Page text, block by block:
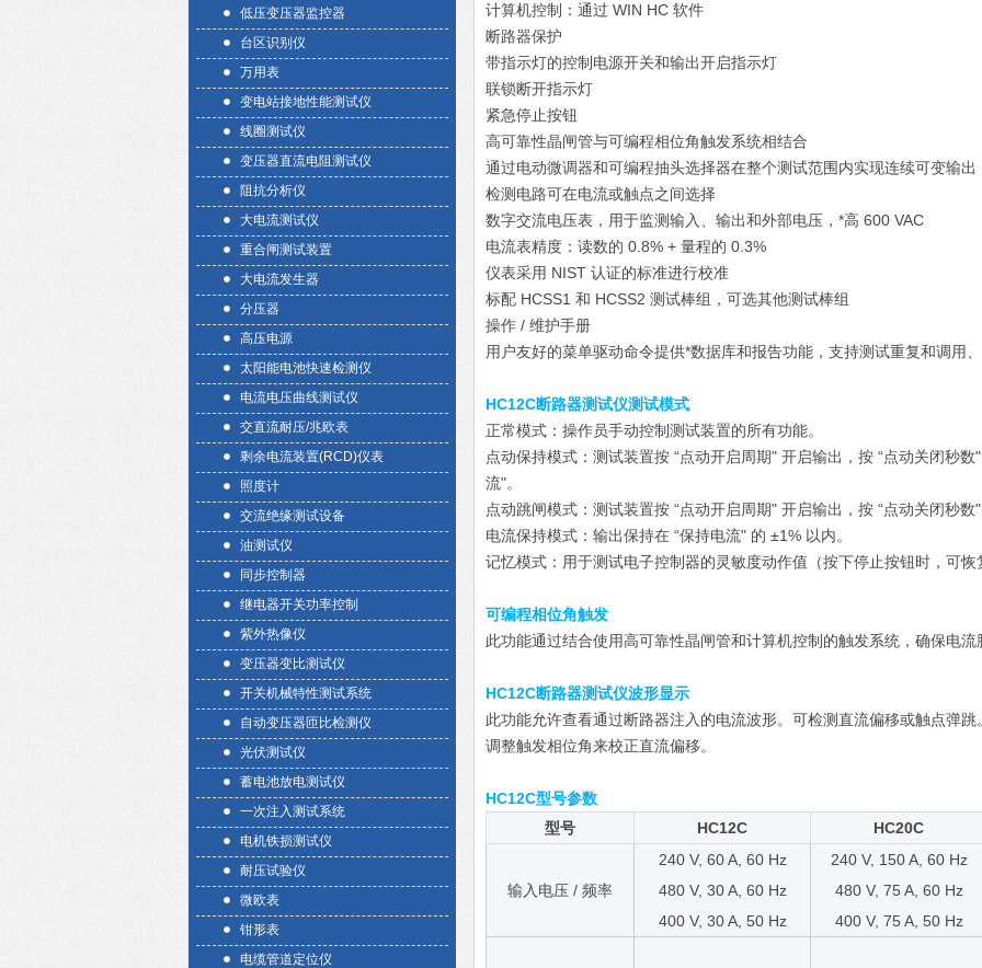
低压变压器监控器
台区识别仪
万用表
变电站接地性能测试仪
线圈测试仪
变压器直流电阻测试仪
阻抗分析仪
大电流测试仪
重合闸测试装置
大电流发生器
分压器
高压电源
太阳能电池快速检测仪
电流电压曲线测试仪
交直流耐压/兆欧表
剩余电流装置(RCD)仪表
照度计
交流绝缘测试设备
油测试仪
同步控制器
继电器开关功率控制
紫外热像仪
变压器变比测试仪
开关机械特性测试系统
自动变压器匝比检测仪
光伏测试仪
蓄电池放电测试仪
一次注入测试系统
电机铁损测试仪
耐压试验仪
微欧表
钳形表
电缆管道定位仪
计算机控制：通过 WIN HC 软件
断路器保护
带指示灯的控制电源开关和输出开启指示灯
联锁断开指示灯
紧急停止按钮
高可靠性晶闸管与可编程相位角触发系统相结合
通过电动微调器和可编程抽头选择器在整个测试范围内实现连续可变输
检测电路可在电流或触点之间选择
数字交流电压表，用于监测输入、输出和外部电压，*高 600 VAC
电流表精度：读数的 0.8% + 量程的 0.3%
仪表采用 NIST 认证的标准进行校准
标配 HCSS1 和 HCSS2 测试棒组，可选其他测试棒组
操作 / 维护手册
用户友好的菜单驱动命令提供*数据库和报告功能，支持测试重复和调用
HC12C断路器测试仪测试模式
正常模式：操作员手动控制测试装置的所有功能。
点动保持模式：测试装置按 “点动开启周期" 开启输出，按 “点动关闭秒
流"。
点动跳闸模式：测试装置按 “点动开启周期" 开启输出，按 “点动关闭秒
电流保持模式：输出保持在 “保持电流" 的 ±1% 以内。
记忆模式：用于测试电子控制器的灵敏度动作值（按下停止按钮时，可
可编程相位角触发
此功能通过结合使用高可靠性晶闸管和计算机控制的触发系统，确保电
HC12C断路器测试仪波形显示
此功能允许查看通过断路器注入的电流波形。可检测直流偏移或触点弹
调整触发相位角来校正直流偏移。
HC12C型号参数
型号
HC12C HC20C
输入电压 / 频率
240 V, 60 A, 60 Hz
480 V, 30 A, 60 Hz
400 V, 30 A, 50 Hz
240 V, 150 A, 60 Hz
480 V, 75 A, 60 Hz
400 V, 75 A, 50 Hz